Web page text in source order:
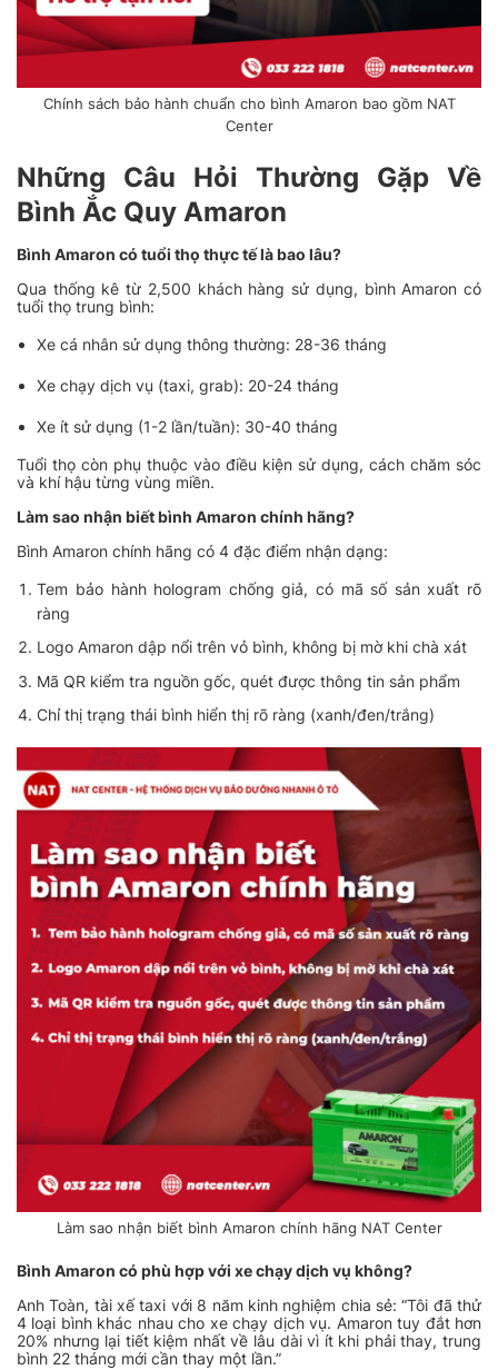
Chính sách bảo hành chuẩn cho bình Amaron bao gồm NAT
Center
Những Câu Hỏi Thường Gặp Về
Bình Ắc Quy Amaron
Bình Amaron có tuổi thọ thực tế là bao lâu?
Qua thống kê từ 2,500 khách hàng sử dụng, bình Amaron có
tuổi thọ trung bình:
Xe cá nhân sử dụng thông thường: 28-36 tháng
Xe chạy dịch vụ (taxi, grab): 20-24 tháng
Xe ít sử dụng (1-2 lần/tuần): 30-40 tháng
Tuổi thọ còn phụ thuộc vào điều kiện sử dụng, cách chăm sóc
và khí hậu từng vùng miền.
Làm sao nhận biết bình Amaron chính hãng?
Bình Amaron chính hãng có 4 đặc điểm nhận dạng:
Tem bảo hành hologram chống giả, có mã số sản xuất rõ
ràng
Logo Amaron dập nổi trên vỏ bình, không bị mờ khi chà xát
Mã QR kiểm tra nguồn gốc, quét được thông tin sản phẩm
Chỉ thị trạng thái bình hiển thị rõ ràng (xanh/đen/trắng)
Làm sao nhận biết bình Amaron chính hãng NAT Center
Bình Amaron có phù hợp với xe chạy dịch vụ không?
Anh Toàn, tài xế taxi với 8 năm kinh nghiệm chia sẻ: “Tôi đã thử
4 loại bình khác nhau cho xe chạy dịch vụ. Amaron tuy đắt hơn
20% nhưng lại tiết kiệm nhất về lâu dài vì ít khi phải thay, trung
bình 22 tháng mới cần thay một lần.”